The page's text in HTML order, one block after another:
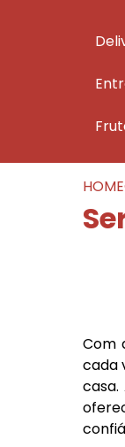
HOME
Com
cada